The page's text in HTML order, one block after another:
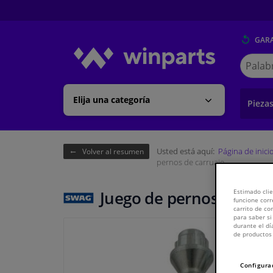
Elija una categoría
Buscar
en
Volver al resumen Usted está aquí: Página de inicio
pernos de carruaje
Juego de pernos deEstimado
funcione
carrito de
para saber
durante el
de